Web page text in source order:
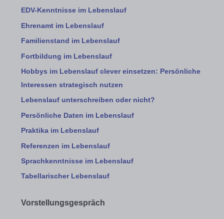
EDV-Kenntnisse im Lebenslauf
Ehrenamt im Lebenslauf
Familienstand im Lebenslauf
Fortbildung im Lebenslauf
Hobbys im Lebenslauf clever einsetzen: Persönliche
Interessen strategisch nutzen
Lebenslauf unterschreiben oder nicht?
Persönliche Daten im Lebenslauf
Praktika im Lebenslauf
Referenzen im Lebenslauf
Sprachkenntnisse im Lebenslauf
Tabellarischer Lebenslauf
Vorstellungsgespräch